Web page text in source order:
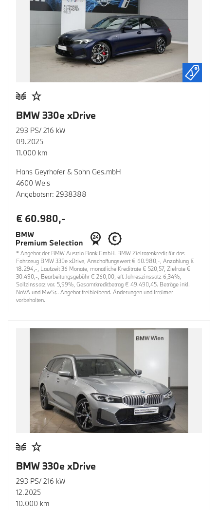
BMW 330e xDrive
293 PS/ 216 kW
09.2025
11.000 km
Hans Geyrhofer & Sohn Ges.mbH
4600 Wels
Angebotsnr: 2938388
€ 60.980,-
* Angebot der BMW Austria Bank GmbH. BMW Zielratenkredit für das
Fahrzeug BMW 330e xDrive, Anschaffungswert € 60.980,-, Anzahlung €
18.294,-, Laufzeit 36 Monate, monatliche Kreditrate € 520,57, Zielrate €
30.490,-, Bearbeitungsgebühr € 260,00, eff. Jahreszinssatz 6,34%,
Sollzinssatz var. 5,99%, Gesamtkreditbetrag € 49.490,45. Beträge inkl.
NoVA und MwSt.. Angebot freibleibend. Änderungen und Irrtümer
vorbehalten.
BMW 330e xDrive
293 PS/ 216 kW
12.2025
10.000 km